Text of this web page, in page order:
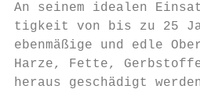
An seinem idealen
tigkeit von bis zu 25
ebenmäßige und edle
Harze, Fette,
heraus geschädigt